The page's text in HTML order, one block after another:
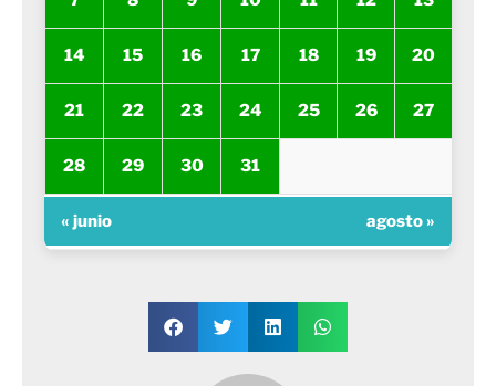
14 15 16 17 18 19 20
21 22 23 24 25 26 27
28 29 30 31
« junio agosto »